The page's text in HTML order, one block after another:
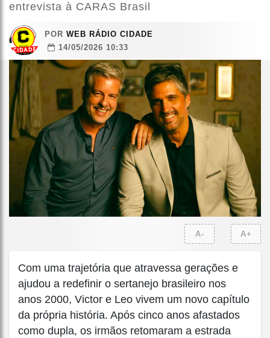
entrevista à CARAS Brasil
POR WEB RÁDIO CIDADE
14/05/2026 10:33
A- A+
Com uma trajetória que atravessa gerações e
ajudou a redefinir o sertanejo brasileiro nos
anos 2000, Victor e Leo vivem um novo capítulo
da própria história. Após cinco anos afastados
como dupla, os irmãos retomaram a estrada